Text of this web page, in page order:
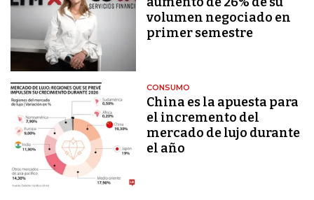
volumen negociado en
primer semestre
CONSUMO
China es la apuesta para
el incremento del
mercado de lujo durante
el año